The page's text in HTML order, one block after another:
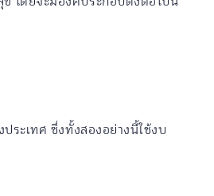
ระเทศ ซึ่งทั้งสองอย่างนี้ใช้งบ